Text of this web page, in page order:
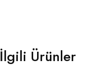
İlgili Ürünler